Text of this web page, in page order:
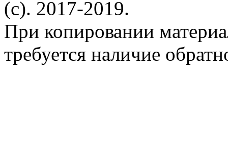
(c). 2017-2019.
При копировании
требуется наличие